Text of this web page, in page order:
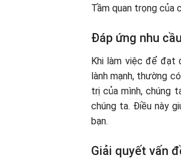
Tầm quan trọng của
Đáp ứng nhu cầu
Khi làm việc để đạt
lành mạnh, thường
trị của mình, chúng
chúng ta. Điều này
bạn.
Giải quyết vấn